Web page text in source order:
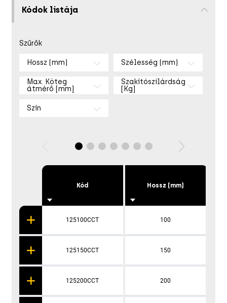
Kódok listája
Szűrők
Hossz (mm) Szélesség (mm)
Max. Köteg
átmérő [mm]
Szakítószilárdság
[Kg]
Szín
Kód
125100CCT
125150CCT
125200CCT
Hossz (mm)
100
150
200